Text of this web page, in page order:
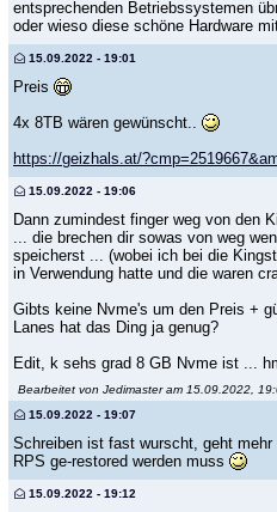
entsprechenden Betriebssystemen
oder wieso diese schöne Hardware
15.09.2022 - 19:01
Preis
4x 8TB wären gewünscht..
https://geizhals.at/
15.09.2022 - 19:06
Dann zumindest finger weg von den
... die brechen dir sowas von weg
speicherst ... (wobei ich bei die
in Verwendung hatte und die waren
Gibts keine Nvme's um den Preis +
Lanes hat das Ding ja genug?
Edit, k sehs grad 8 GB Nvme ist ...
Bearbeitet von Jedimaster am 15.09.2022,
15.09.2022 - 19:07
Schreiben ist fast wurscht, geht
RPS ge-restored werden muss
15.09.2022 - 19:12